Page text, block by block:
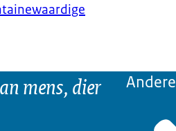
mens, dier